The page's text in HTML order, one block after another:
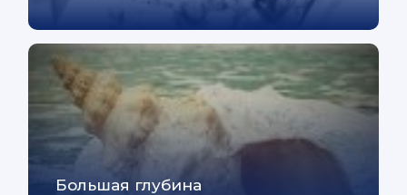
Большая глубина